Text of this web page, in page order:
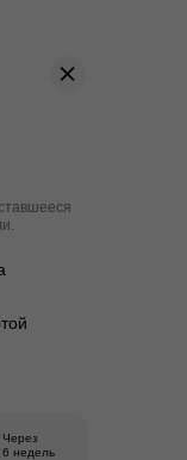
Через
6 недель